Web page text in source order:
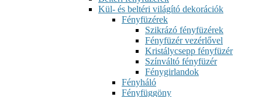
Kül- és beltéri világító dekorációk
Fényfüzérek
Szikrázó fényfüzérek
Fényfüzér vezérlővel
Kristálycsepp fényfüzér
Színváltó fényfüzér
Fénygirlandok
Fényháló
Fényfüggöny